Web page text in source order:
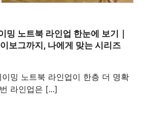
노트북 라인업 한눈에 보기｜
보그까지, 나에게 맞는 시리즈
밍 노트북 라인업이 한층 더 명확
라인업은 [...]